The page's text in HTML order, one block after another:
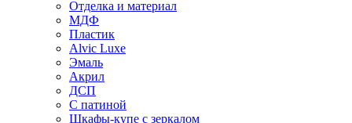
Отделка и материал
МДФ
Пластик
Alvic Luxe
Эмаль
Акрил
ДСП
С патиной
Шкафы-купе с зеркалом